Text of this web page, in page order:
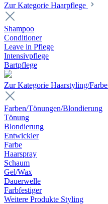
Zur Kategorie Haarpflege
Shampoo
Conditioner
Leave in Pflege
Intensivpflege
Bartpflege
Zur Kategorie Haarstyling/Farbe
Farben/Tönungen/Blondierung
Tönung
Blondierung
Entwickler
Farbe
Haarspray
Schaum
Gel/Wax
Dauerwelle
Farbfestiger
Weitere Produkte Styling